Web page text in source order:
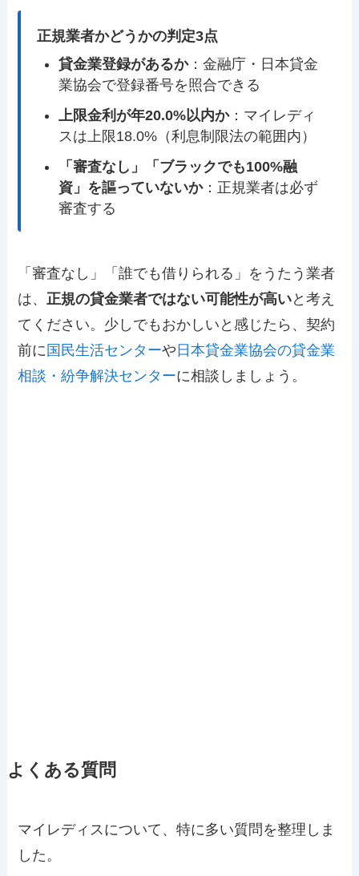
正規業者かどうかの判定3点
貸金業登録があるか：金融庁・日本貸金
業協会で登録番号を照合できる
上限金利が年20.0%以内か：マイレディ
スは上限18.0%（利息制限法の範囲内）
「審査なし」「ブラックでも100%融
資」を謳っていないか：正規業者は必ず
審査する
「審査なし」「誰でも借りられる」をうたう業者
は、 正規の貸金業者ではない可能性が高いと考え
てください。少しでもおかしいと感じたら、契約
前に 国民生活センターや 日本貸金業協会の貸金業
相談・紛争解決センターに相談しましょう。
よくある質問
マイレディスについて、特に多い質問を整理しま
した。